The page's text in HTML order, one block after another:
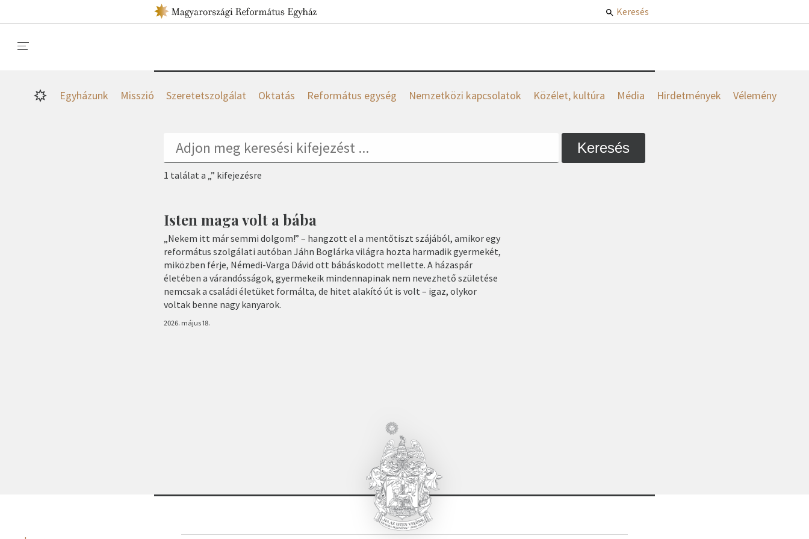
Keresés
Egyházunk Misszió Szeretetszolgálat Oktatás Református egység Nemzetközi kapcsolatok Közélet, kultúra Média Hirdetmények Vélemény
Keresés
1 találat a „” kifejezésre
Isten maga volt a bába
„Nekem itt már semmi dolgom!” – hangzott el a mentőtiszt szájából, amikor egy
református szolgálati autóban Jáhn Boglárka világra hozta harmadik gyermekét,
miközben férje, Némedi-Varga Dávid ott bábáskodott mellette. A házaspár
életében a várandósságok, gyermekeik mindennapinak nem nevezhető születése
nemcsak a családi életüket formálta, de hitet alakító út is volt – igaz, olykor
voltak benne nagy kanyarok.
2026. május 18.